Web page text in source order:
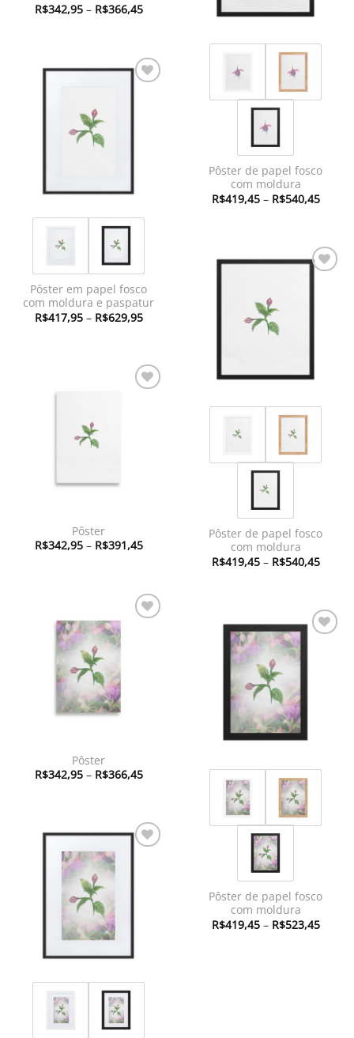
R$342,95 – R$366,45Faixa
de
R$366,45
Pôster de papel fosco
com moldura
R$419,45 – R$540,45Faixa
de
Pôster em papel fosco
com moldura e paspatur
R$417,95 – R$629,95Faixa
de
R$629,95
Pôster de papel fosco
com moldura
R$419,45 – R$540,45Faixa
de
Pôster
R$342,95 – R$391,45Faixa
de
R$391,45
Adicionar
à lista de
desejos
Pôster
R$342,95 – R$366,45Faixa
de
R$366,45
Adicionar
à lista de
Pôster de papel fosco
com moldura
R$419,45 – R$523,45Faixa
de